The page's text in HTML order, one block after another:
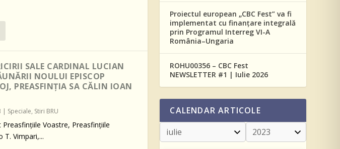
SALE CARDINAL LUCIAN
NOULUI EPISCOP
PREASFINȚIA SA CĂLIN IOAN
| Speciale, Stiri BRU
Voastre, Preasfințiile
T. Vimpari,...
Proiectul european „CBC Fest” va fi
implementat cu finanțare integrală
prin Programul Interreg VI-A
România–Ungaria
ROHU00356 – CBC Fest
NEWSLETTER #1 | Iulie 2026
CALENDAR ARTICOLE